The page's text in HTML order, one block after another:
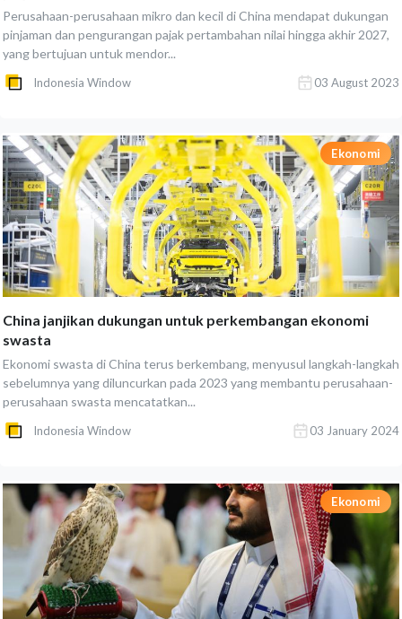
Perusahaan-perusahaan mikro dan kecil di China mendapat dukungan
pinjaman dan pengurangan pajak pertambahan nilai hingga akhir 2027,
yang bertujuan untuk mendor...
Indonesia Window 03 August 2023
Ekonomi
China janjikan dukungan untuk perkembangan ekonomi
swasta
Ekonomi swasta di China terus berkembang, menyusul langkah-langkah
sebelumnya yang diluncurkan pada 2023 yang membantu perusahaan-
perusahaan swasta mencatatkan...
Indonesia Window 03 January 2024
Ekonomi